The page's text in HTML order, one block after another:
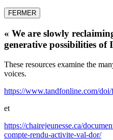
FERMER
« We are slowly
generative possibilities of
These resources examine the
voices.
https://www.tandfonline.com/
et
https://chairejeunesse.ca/
compte-rendu-activite-val-dor/